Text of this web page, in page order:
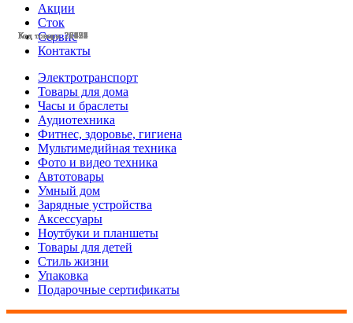
Код товара: 28428
Код товара: 28425
Код товара: 28424
Код товара: 28377
Код товара: 28375
Код товара: 28132
Код товара: 28131
Код товара: 27803
Код товара: 27799
Код товара: 27798
Код товара: 27633
Код товара: 27632
Акции
Сток
Сервис
Контакты
Электротранспорт
Товары для дома
Часы и браслеты
Аудиотехника
Фитнес, здоровье, гигиена
Мультимедийная техника
Фото и видео техника
Автотовары
Умный дом
Зарядные устройства
Аксессуары
Ноутбуки и планшеты
Товары для детей
Стиль жизни
Упаковка
Подарочные сертификаты